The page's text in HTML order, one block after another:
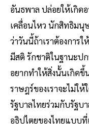
อันธพาล ปล่อยให้เกิด
เคลื่อนไหว นักสิทธิมนุ
ว่าวันนี้ถ้าเราต้องการ
มีสติ รักชาติในฐานะป
อยากทําให้สิ่งนั้นเกิด
ราษฎร์ของเราจะไม่ใ
รัฐบาลไทยร่วมกับรัฐบ
อธิปไตยของไทยแบบ